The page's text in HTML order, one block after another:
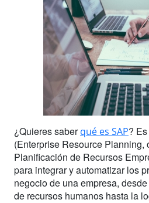
¿Quieres saberqué es SAP?
(Enterprise Resource Planning,
Planificación de Recursos
para integrar y automatizar los
negocio de una empresa,
de recursos humanos hasta la